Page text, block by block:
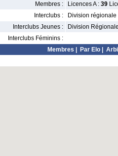
Membres :
Licences A : 39
Interclubs :
Division régionale
Interclubs Jeunes :
Division
Interclubs Féminins :
Membres
Par Elo